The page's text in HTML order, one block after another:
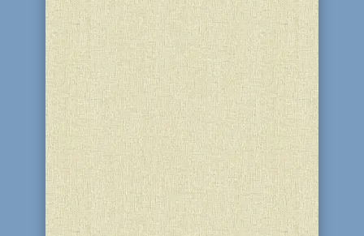
одновременно изучают еврейские
традиции при Одесском еврейском...